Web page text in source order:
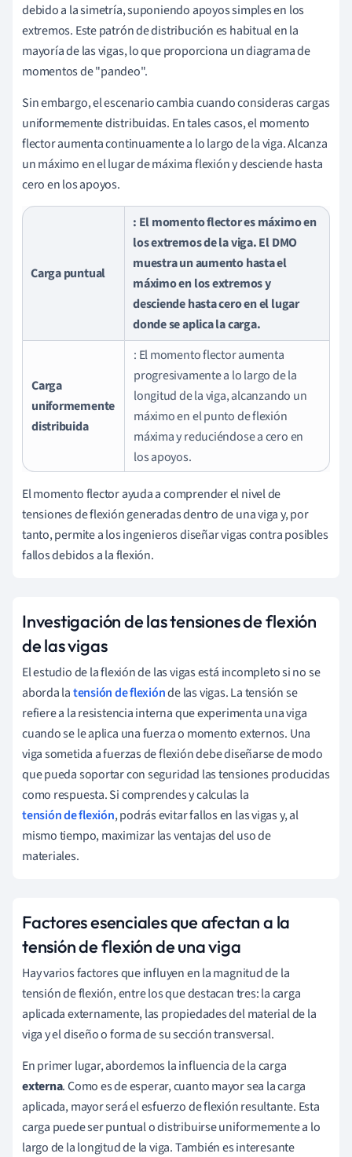
debido a la simetría, suponiendo apoyos simples en los
extremos. Este patrón de distribución es habitual en la
mayoría de las vigas, lo que proporciona un diagrama de
momentos de "pandeo".
Sin embargo, el escenario cambia cuando consideras cargas
uniformemente distribuidas. En tales casos, el momento
flector aumenta continuamente a lo largo de la viga. Alcanza
un máximo en el lugar de máxima flexión y desciende hasta
cero en los apoyos.
Carga puntual
: El momento flector es máximo en
los extremos de la viga. El DMO
muestra un aumento hasta el
máximo en los extremos y
desciende hasta cero en el lugar
donde se aplica la carga.
Carga
uniformemente
distribuida
: El momento flector aumenta
progresivamente a lo largo de la
longitud de la viga, alcanzando un
máximo en el punto de flexión
máxima y reduciéndose a cero en
los apoyos.
El momento flector ayuda a comprender el nivel de
tensiones de flexión generadas dentro de una viga y, por
tanto, permite a los ingenieros diseñar vigas contra posibles
fallos debidos a la flexión.
Investigación de las tensiones de flexión
de las vigas
El estudio de la flexión de las vigas está incompleto si no se
aborda latensión de flexiónde las vigas. La tensión se
refiere a la resistencia interna que experimenta una viga
cuando se le aplica una fuerza o momento externos. Una
viga sometida a fuerzas de flexión debe diseñarse de modo
que pueda soportar con seguridad las tensiones producidas
como respuesta. Si comprendes y calculas la
tensión de flexión, podrás evitar fallos en las vigas y, al
mismo tiempo, maximizar las ventajas del uso de
materiales.
Factores esenciales que afectan a la
tensión de flexión de una viga
Hay varios factores que influyen en la magnitud de la
tensión de flexión, entre los que destacan tres: la carga
aplicada externamente, las propiedades del material de la
viga y el diseño o forma de su sección transversal.
En primer lugar, abordemos la influencia de la carga
externa. Como es de esperar, cuanto mayor sea la carga
aplicada, mayor será el esfuerzo de flexión resultante. Esta
carga puede ser puntual o distribuirse uniformemente a lo
largo de la longitud de la viga. También es interesante